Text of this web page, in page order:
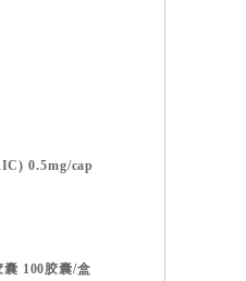
0.5mg/cap
100胶囊/盒